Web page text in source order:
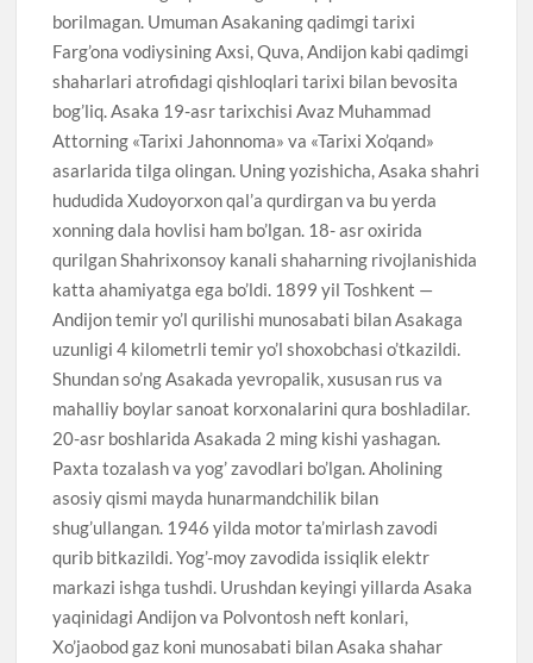
borilmagan. Umuman Asakaning qadimgi tarixi
Farg’ona vodiysining Axsi, Quva, Andijon kabi qadimgi
shaharlari atrofidagi qishloqlari tarixi bilan bevosita
bog’liq. Asaka 19-asr tarixchisi Avaz Muhammad
Attorning «Tarixi Jahonnoma» va «Tarixi Xo’qand»
asarlarida tilga olingan. Uning yozishicha, Asaka shahri
hududida Xudoyorxon qal’a qurdirgan va bu yerda
xonning dala hovlisi ham bo’lgan. 18- asr oxirida
qurilgan Shahrixonsoy kanali shaharning rivojlanishida
katta ahamiyatga ega bo’ldi. 1899 yil Toshkent —
Andijon temir yo’l qurilishi munosabati bilan Asakaga
uzunligi 4 kilometrli temir yo’l shoxobchasi o’tkazildi.
Shundan so’ng Asakada yevropalik, xususan rus va
mahalliy boylar sanoat korxonalarini qura boshladilar.
20-asr boshlarida Asakada 2 ming kishi yashagan.
Paxta tozalash va yog’ zavodlari bo’lgan. Aholining
asosiy qismi mayda hunarmandchilik bilan
shug’ullangan. 1946 yilda motor ta’mirlash zavodi
qurib bitkazildi. Yog’-moy zavodida issiqlik elektr
markazi ishga tushdi. Urushdan keyingi yillarda Asaka
yaqinidagi Andijon va Polvontosh neft konlari,
Xo’jaobod gaz koni munosabati bilan Asaka shahar